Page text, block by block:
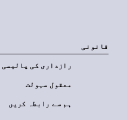
قانونی
رازداری کی پالیسی
معقول سہولت
ہم سے رابطہ کریں